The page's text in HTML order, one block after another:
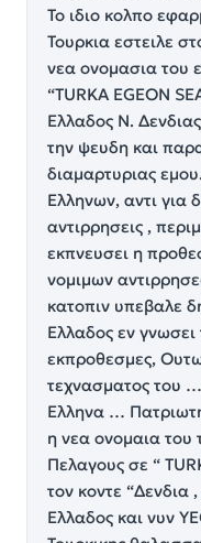
Το ιδιο κολπο
Τουρκια εστειλε
νεα ονομασια του
“TURKA EGEON
Ελλαδος Ν.
την ψευδη και
διαμαρτυριας
Ελληνων, αντι για
αντιρρησεις ,
εκπνευσει η
νομιμων
κατοπιν υπεβαλε
Ελλαδος εν
εκπροθεσμες, Ουτω
τεχνασματος του
Ελληνα …
η νεα ονομαια του
Πελαγους σε “
τον κοντε
Ελλαδος και νυν